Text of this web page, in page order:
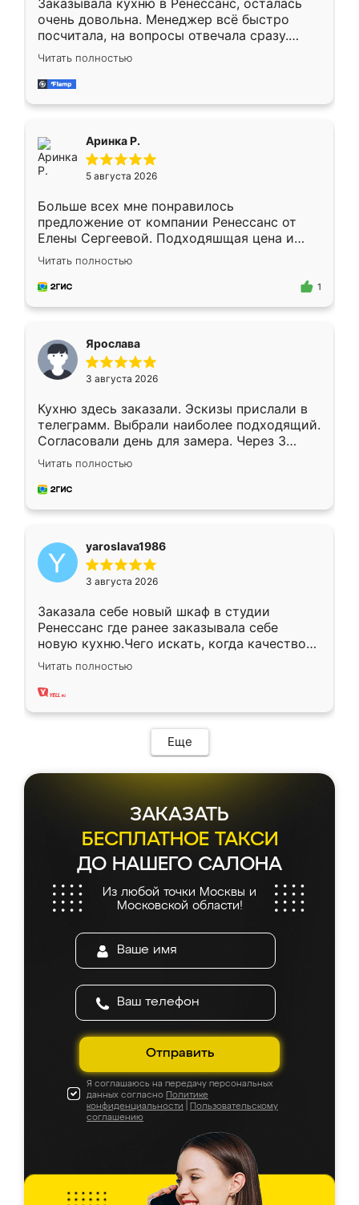
Заказывала кухню в Ренессанс, осталась
очень довольна. Менеджер всё быстро
посчитала, на вопросы отвечала сразу.
Замерщик приехал в субботу, подошёл к
делу со всей ответственностью. Собрали
за день, ребята работали аккуратно, даже
Читать полностью
Аринка Р.
5 августа 2026
Больше всех мне понравилось
предложение от компании Ренессанс от
Елены Сергеевой. Подходяшщая цена и
короткие сроки изготовления. Приехавший
для замера сотрудник Владислав
предложил по моему эскизу самый
Читать полностью
1
Ярослава
3 августа 2026
Кухню здесь заказали. Эскизы прислали в
телеграмм. Выбрали наиболее подходящий.
Согласовали день для замера. Через 3
недели кухня была уже готова. Остались
довольны работой. Спасибо Ренессанс
мебель за качественную работу!
Читать полностью
yaroslava1986
3 августа 2026
Заказала себе новый шкаф в студии
Ренессанс где ранее заказывала себе
новую кухню.Чего искать, когда качеством
вполне довольна. Служит кухня уже почти
два года, нареканий нет.
Читать полностью
Еще
ЗАКАЗАТЬ
БЕСПЛАТНОЕ ТАКСИ
ДО НАШЕГО САЛОНА
Из любой точки Москвы и
Московской области!
Отправить
Я соглашаюсь на передачу персональных
данных согласно Политике
конфиденциальности
Пользовательскому
соглашению